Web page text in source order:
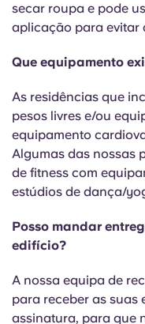
secar roupa e pode
aplicação para evitar
Que equipamento
As residências que
pesos livres e/ou
equipamento
Algumas das nossas
de fitness com
estúdios de dança/
Posso mandar
edifício?
A nossa equipa de
para receber as suas
assinatura, para que